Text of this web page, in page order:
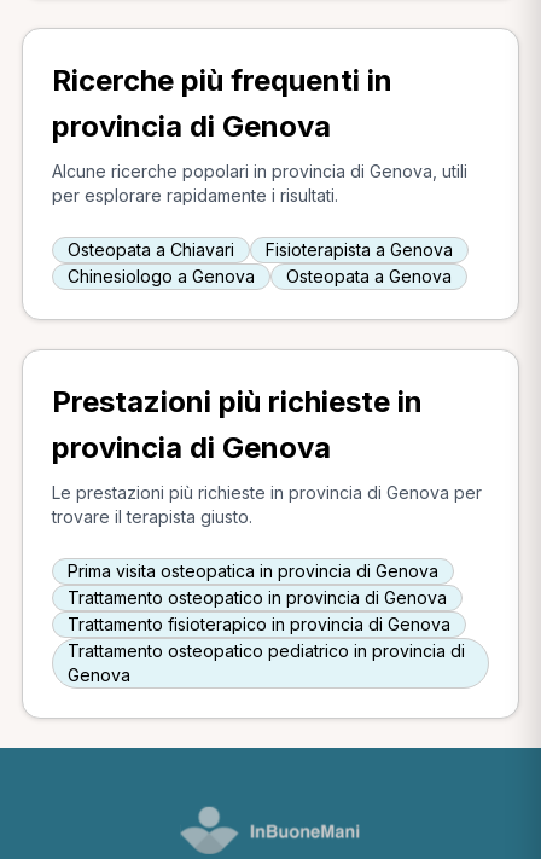
Ricerche più frequenti in
provincia di Genova
Alcune ricerche popolari in provincia di Genova, utili
per esplorare rapidamente i risultati.
Osteopata a Chiavari
Fisioterapista a Genova
Chinesiologo a Genova
Osteopata a Genova
Prestazioni più richieste in
provincia di Genova
Le prestazioni più richieste in provincia di Genova per
trovare il terapista giusto.
Prima visita osteopatica in provincia di Genova
Trattamento osteopatico in provincia di Genova
Trattamento fisioterapico in provincia di Genova
Trattamento osteopatico pediatrico in provincia di
Genova